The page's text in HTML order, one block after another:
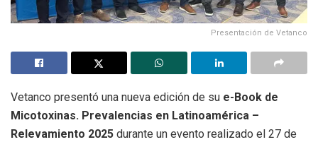
Presentación de Vetanco
Vetanco presentó una nueva edición de su e-Book de
Micotoxinas. Prevalencias en Latinoamérica –
Relevamiento 2025 durante un evento realizado el 27 de